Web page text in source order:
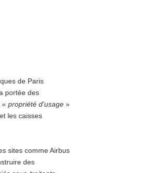
de Paris
portée des
« propriété d’usage »
les caisses
sites comme Airbus
des